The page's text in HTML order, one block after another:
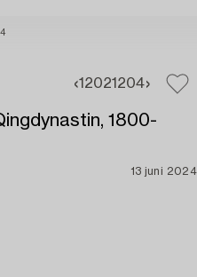
12021204
1800-
13 juni 2024